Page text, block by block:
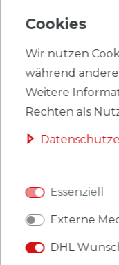
HERSTELLER
postfrisch 1999
Gebiet: Frankreich
Ausgabeanlass:
Titel: 3395
Cookies
Wir nutzen
während
Weitere
Rechten als
Essenziell
Externe
DHL